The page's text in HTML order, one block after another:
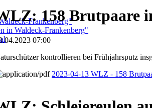
Frankenberg"
in Waldeck-Frankenberg"
158 Brutpaare
07:00
kontrollieren bei Frühjahrsputz
2023-04-13 WLZ - 158